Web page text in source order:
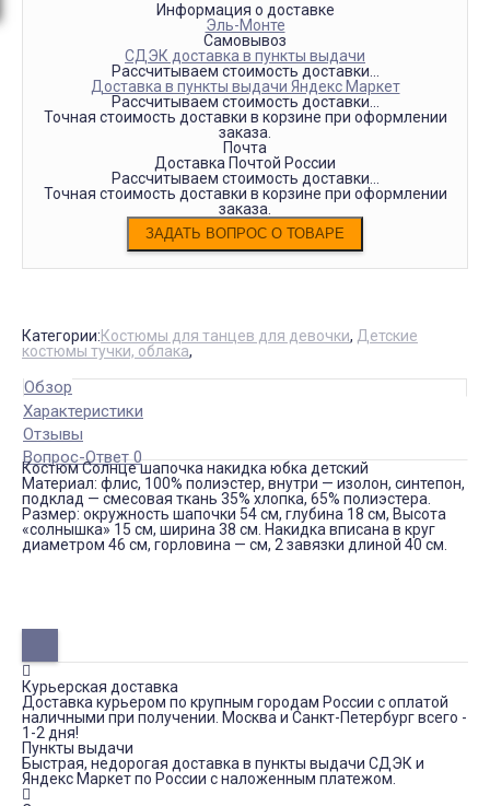
Информация о доставке
Эль-Монте
Самовывоз
СДЭК доставка в пункты выдачи
Рассчитываем стоимость доставки...
Доставка в пункты выдачи Яндекс Маркет
Рассчитываем стоимость доставки...
Точная стоимость доставки в корзине при оформлении
заказа.
Почта
Доставка Почтой России
Рассчитываем стоимость доставки...
Точная стоимость доставки в корзине при оформлении
заказа.
Категории:Костюмы для танцев для девочки, Детские
костюмы тучки, облака,
Обзор
Характеристики
Отзывы
Вопрос-Ответ 0
Костюм Солнце шапочка накидка юбка детский
Материал: флис, 100% полиэстер, внутри — изолон, синтепон,
подклад — смесовая ткань 35% хлопка, 65% полиэстера.
Размер: окружность шапочки 54 см, глубина 18 см, Высота
«солнышка» 15 см, ширина 38 см. Накидка вписана в круг
диаметром 46 см, горловина — см, 2 завязки длиной 40 см.
Курьерская доставка
Доставка курьером по крупным городам России с оплатой
наличными при получении. Москва и Санкт-Петербург всего -
1-2 дня!
Пункты выдачи
Быстрая, недорогая доставка в пункты выдачи СДЭК и
Яндекс Маркет по России с наложенным платежом.